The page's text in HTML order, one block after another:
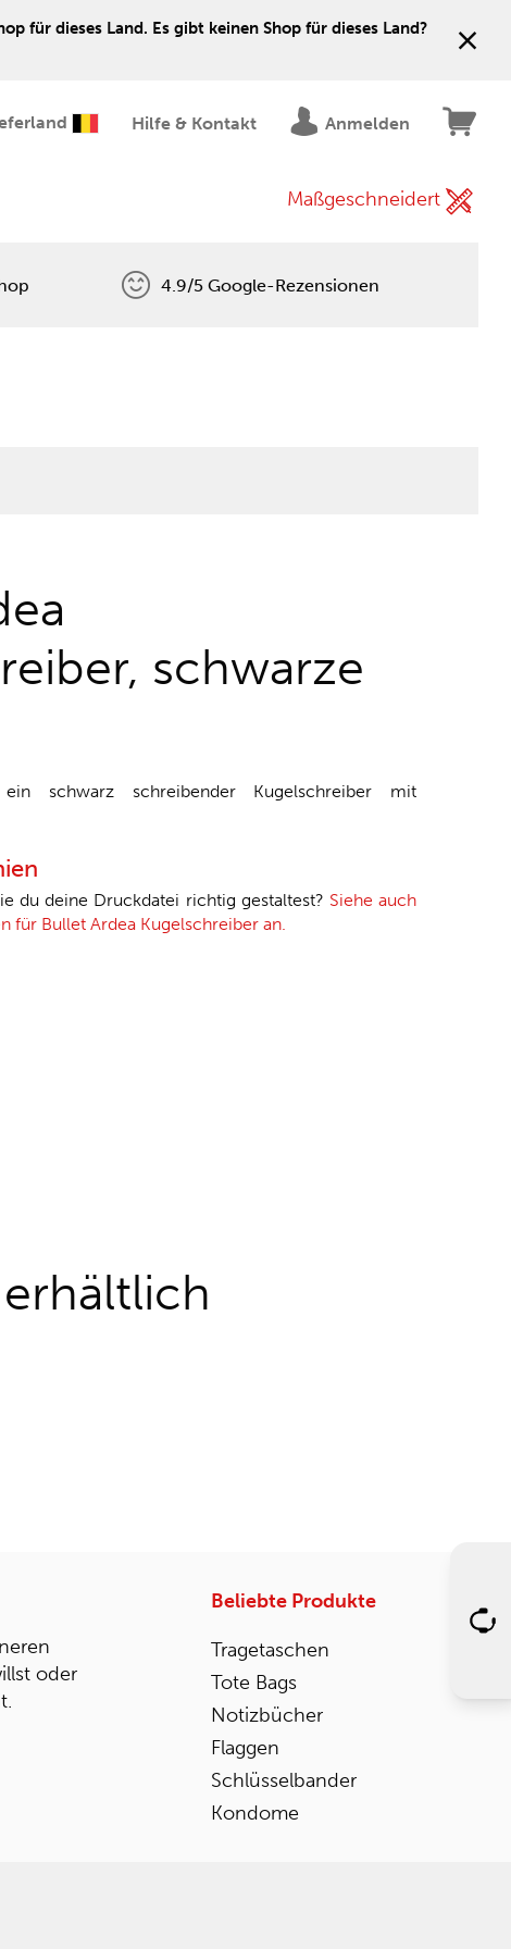
für dieses Land. Es gibt keinen Shop für dieses Land?
Hilfe & Kontakt Anmelden
Maßgeschneidert
4.9/5 Google-Rezensionen
schwarze
schwarz schreibender Kugelschreiber mit
du deine Druckdatei richtig gestaltest? Siehe auch
für Bullet Ardea Kugelschreiber an.
oder
Beliebte Produkte
Tragetaschen
Tote Bags
Notizbücher
Flaggen
Schlüsselbander
Kondome